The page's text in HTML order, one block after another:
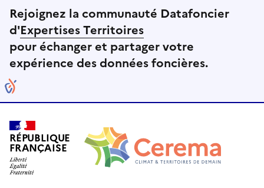
Rejoignez la communauté Datafoncier
d'Expertises Territoires
pour échanger et partager votre
expérience des données foncières.
RÉPUBLIQUE
FRANÇAISE